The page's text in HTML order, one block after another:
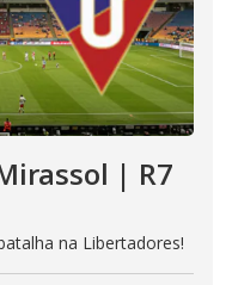
| R7
na Libertadores!